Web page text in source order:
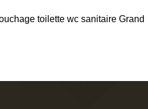
toilette wc sanitaire Grand